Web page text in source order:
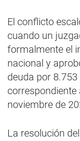
El conflicto
cuando un
formalmente el
nacional y
deuda por
noviembre de
La resolución